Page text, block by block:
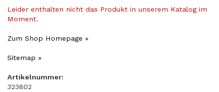
Leider enthalten nicht das Produkt in unserem Katalog im
Moment.
Zum Shop Homepage »
Sitemap »
Artikelnummer:
323802